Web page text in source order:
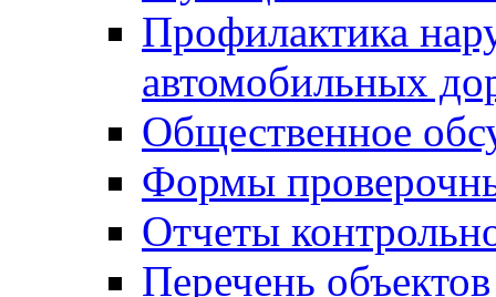
Профилактика
автомобильных
Общественное
Формы
Отчеты
Перечень